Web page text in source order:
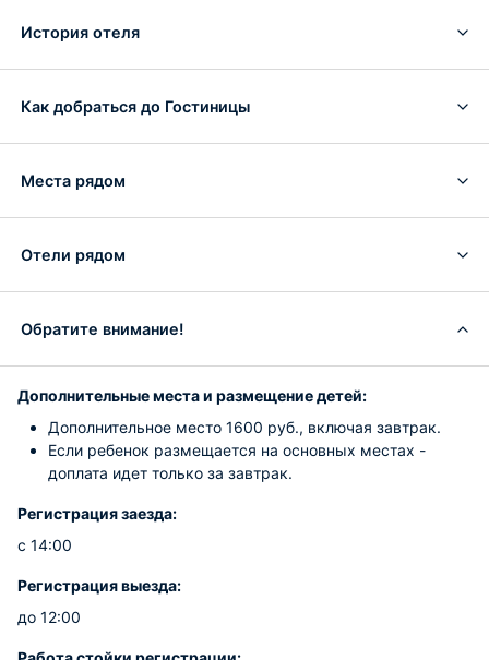
История отеля
Как добраться до Гостиницы
Места рядом
Отели рядом
Обратите внимание!
Дополнительные места и размещение детей:
Дополнительное место 1600 руб., включая завтрак.
Если ребенок размещается на основных местах -
доплата идет только за завтрак.
Регистрация заезда:
с 14:00
Регистрация выезда:
до 12:00